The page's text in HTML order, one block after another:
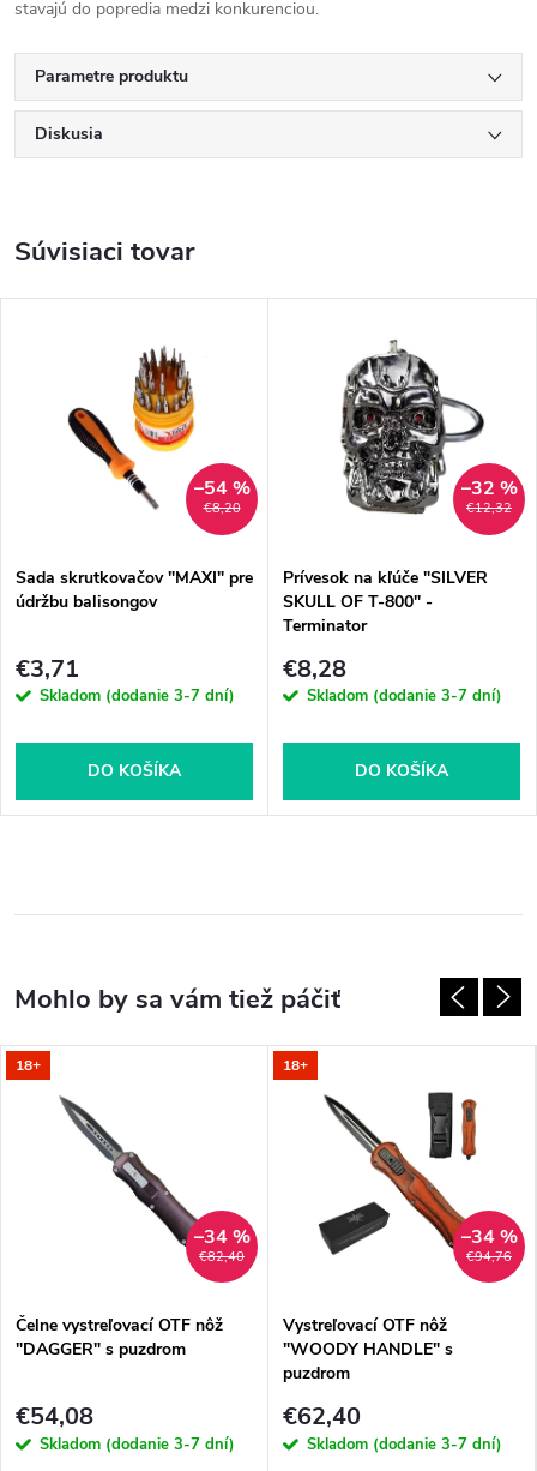
stavajú do popredia medzi konkurenciou.
Parametre produktu
Diskusia
Súvisiaci tovar
€8,20
–54 %
Sada skrutkovačov "MAXI" pre
údržbu balisongov
€3,71
Skladom (dodanie 3-7 dní)
DO KOŠÍKA
€12,32
–32 %
Prívesok na kľúče "SILVER
SKULL OF T-800" -
Terminator
€8,28
Skladom (dodanie 3-7 dní)
DO KOŠÍKA
18+
€82,40
–34 %
Čelne vystreľovací OTF nôž
"DAGGER" s puzdrom
€54,08
Skladom (dodanie 3-7 dní)
18+
€94,76
–34 %
Vystreľovací OTF nôž
"WOODY HANDLE" s
puzdrom
€62,40
Skladom (dodanie 3-7 dní)